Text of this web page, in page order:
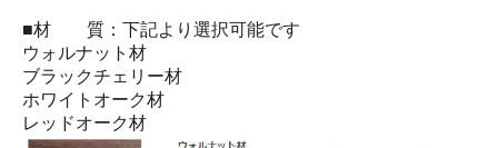
■材 質：下記より選択可能です
ウォルナット材
ブラックチェリー材
ホワイトオーク材
レッドオーク材